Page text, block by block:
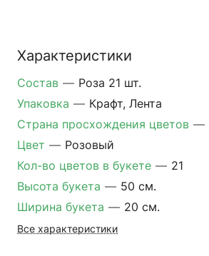
Характеристики
Состав — Роза 21 шт.
Упаковка — Крафт, Лента
Страна просхождения цветов —
Цвет — Розовый
Кол-во цветов в букете — 21
Высота букета — 50 см.
Ширина букета — 20 см.
Все характеристики